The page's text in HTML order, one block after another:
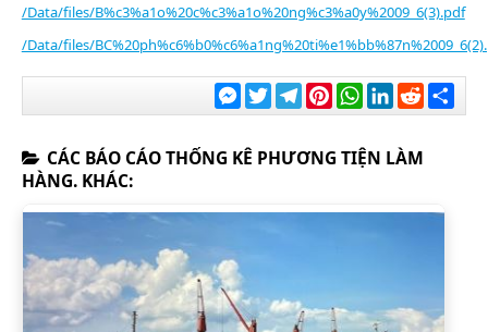
/Data/files/B%c3%a1o%20c%c3%a1o%20ng%c3%a0y%2009_6(3).pdf
/Data/files/
Messenger
TwitterTelegramPinterestWhatsApp
LinkedIn
Reddit
CÁC BÁO CÁO THỐNG KÊ PHƯƠNG TIỆN LÀM
HÀNG. KHÁC: